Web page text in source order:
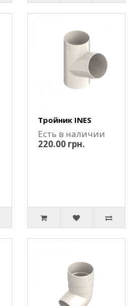
Тройник INES
Есть в наличии
220.00 грн.